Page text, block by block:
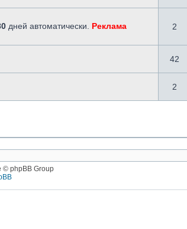
дней автоматически. Реклама
2
42
2
© phpBB Group